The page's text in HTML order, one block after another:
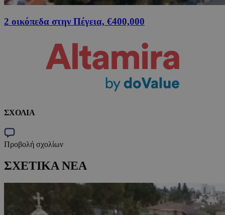
2 οικόπεδα στην Πέγεια, €400,000
ΣΧΟΛΙΑ
Προβολή σχολίων
ΣΧΕΤΙΚΑ ΝΕΑ